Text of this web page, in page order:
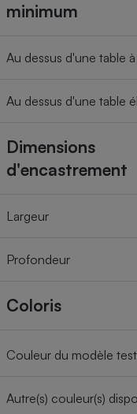
minimum
Au dessus d'une table
Au dessus d'une table
Dimensions
d'encastrement
Largeur
Profondeur
Coloris
Couleur du modèle
Autre(s) couleur(s)